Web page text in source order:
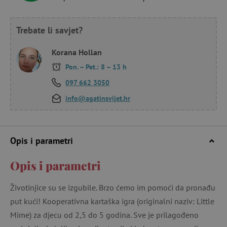
Trebate li savjet?
Korana Hollan
Pon. – Pet.: 8 – 13 h
097 662 3050
info@agatinsvijet.hr
Opis i parametri
Opis i parametri
Životinjice su se izgubile. Brzo ćemo im pomoći da pronađu
put kući! Kooperativna kartaška igra (originalni naziv: Little
Mime) za djecu od 2,5 do 5 godina. Sve je prilagođeno